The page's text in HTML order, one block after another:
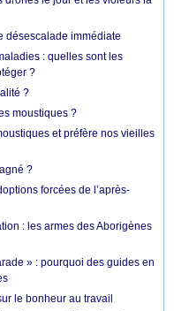
désescalade immédiate
: quelles sont les
?
?
moustiques ?
et préfère nos vieilles
?
forcées de l’après-
: les armes des Aborigènes
» : pourquoi des guides en
le bonheur au travail